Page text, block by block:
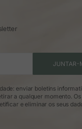
JUNTAR-
enviar boletins
a qualquer momento. Os
e eliminar os seus